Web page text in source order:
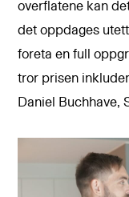
overflatene kan
det oppdages
foreta en full
tror prisen
Daniel Buchhave,